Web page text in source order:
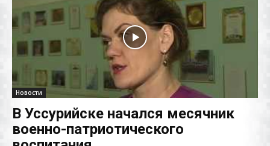
Новости
В Уссурийске начался месячник
военно-патриотического